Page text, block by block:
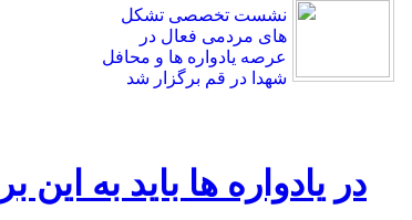
نشست تخصصی تشکل
های مردمی فعال در
عرصه یادواره ها و محافل
شهدا در قم برگزار شد
در یادواره ها باید به